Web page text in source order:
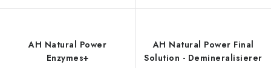
AH Natural Power
Enzymes+
AH Natural Power Final
Solution - Demineralisierer